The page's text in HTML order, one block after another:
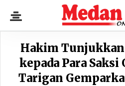
Hakim Tunjukkan
kepada Para Saksi
Tarigan